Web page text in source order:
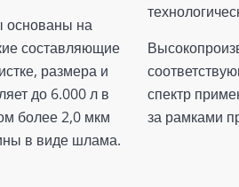
основаны на
составляющие
размера и
до 6.000 л в
более 2,0 мкм
в виде шлама.
спектр
за рамками